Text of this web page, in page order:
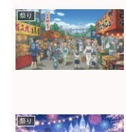
祭り
祭り